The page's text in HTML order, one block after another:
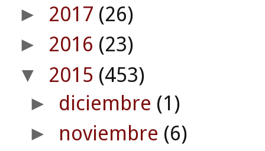
► 2017 (26)
► 2016 (23)
▼ 2015 (453)
► diciembre (1)
► noviembre (6)